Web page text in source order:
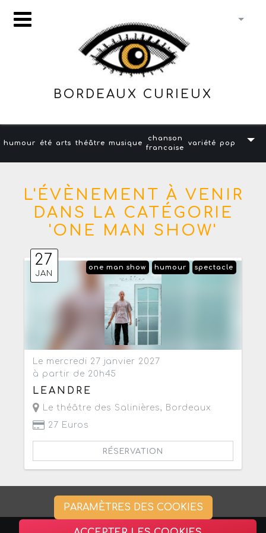
BORDEAUX CURIEUX
humour été arts théâtre musique
chanson
francaise
variété pop
L'ÉVÈNEMENT À VENIR
DANS LA CATÉGORIE
'ONE MAN SHOW'
27
JAN
spectacle
humour
one man show
Le mercredi 27 janvier 2027
à partir de 20h45
LEANDRE
Le théâtre des Salinières, Bordeaux
27 Euros
RÉSERVATION
PARAMÈTRES DES COOKIES